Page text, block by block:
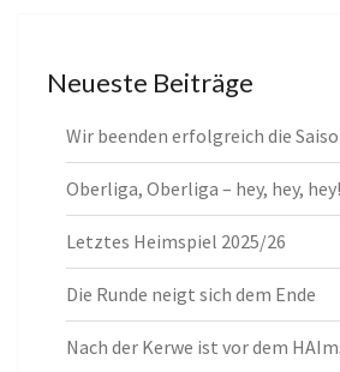
Neueste Beiträge
Wir beenden erfolgreich die
Oberliga, Oberliga – hey, hey, hey!
Letztes Heimspiel 2025/26
Die Runde neigt sich dem Ende
Nach der Kerwe ist vor dem